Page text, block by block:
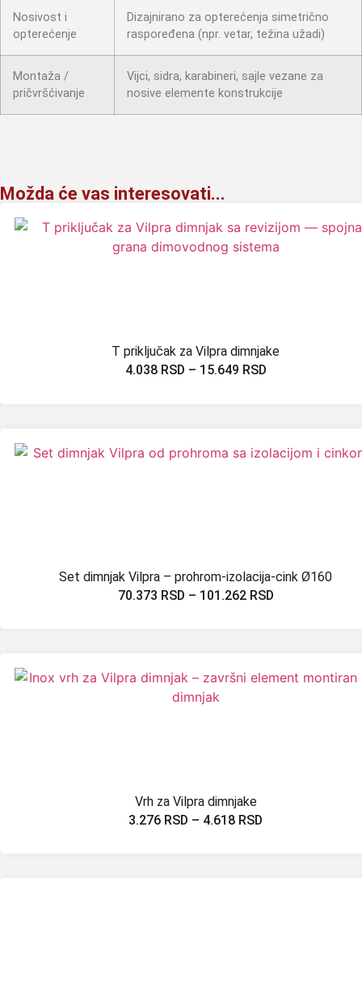
Nosivost i
opterećenje
Dizajnirano za opterećenja simetrično
raspoređena (npr. vetar, težina užadi)
Montaža /
pričvršćivanje
Vijci, sidra, karabineri, sajle vezane za
nosive elemente konstrukcije
Možda će vas interesovati...
T priključak za Vilpra dimnjake
4.038 RSD – 15.649 RSD
Set dimnjak Vilpra – prohrom-izolacija-cink Ø160
70.373 RSD – 101.262 RSD
Vrh za Vilpra dimnjake
3.276 RSD – 4.618 RSD